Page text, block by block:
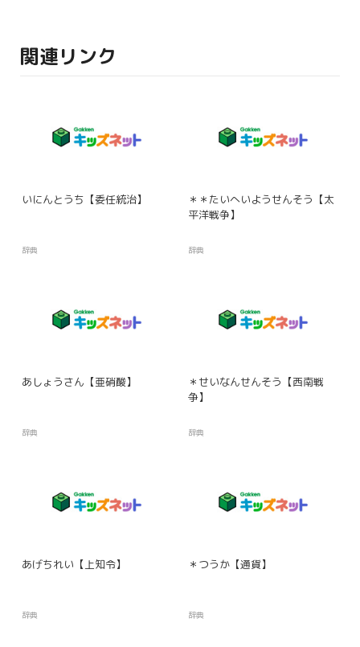
関連リンク
いにんとうち【委任統治】
辞典
＊＊たいへいようせんそう【太
平洋戦争】
辞典
あしょうさん【亜硝酸】
辞典
＊せいなんせんそう【西南戦
争】
辞典
あげちれい【上知令】
辞典
＊つうか【通貨】
辞典